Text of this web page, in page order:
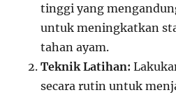
tinggi yang
untuk meningkatkan
tahan ayam.
Teknik Latihan:
secara rutin untuk